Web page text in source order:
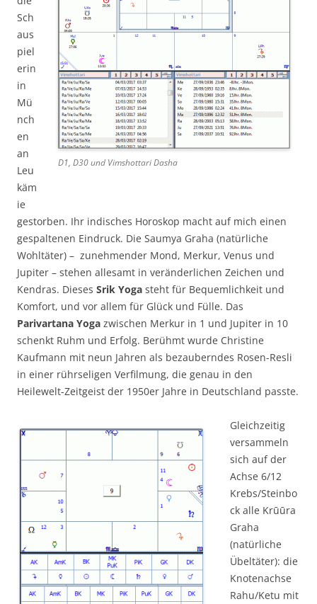
D1, D30 und Vimshottari Dasha
Sch
aus
piel
erin
in
Mü
nch
en
an
Leu
käm
ie
gestorben. Ihr indisches Horoskop macht auf mich einen
gespaltenen Eindruck. Die Saumya Graha (natürliche
Wohltäter) – zunehmender Mond, Merkur, Venus und
Jupiter – stehen allesamt in veränderlichen Zeichen und
Kendras. Dieses Srik Yoga steht für Bequemlichkeit und
Komfort, und vor allem für Glück und Fülle. Das
Parivartana Yoga zwischen Merkur in 1 und Jupiter in 10
schenkt Ruhm und Erfolg. Berühmt wurde Christine
Kaufmann mit neun Jahren als bezauberndes Rosen-Resli
in einer rührseligen Verfilmung, die genau in den
Heilewelt-Zeitgeist der 1950er Jahre in Deutschland passte.
Gleichzeitig
versammeln
sich auf der
Achse 6/12
Krebs/Steinbo
ck alle Krūūra
Graha
(natürliche
Übeltäter): die
Knotenachse
Rahu/Ketu mit